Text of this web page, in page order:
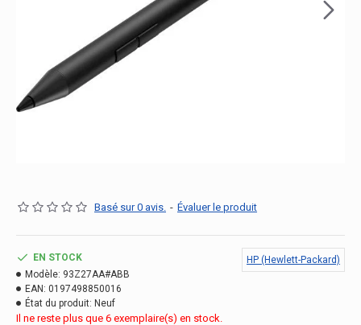
Basé sur 0 avis. - Évaluer le produit
EN STOCK
Modèle: 93Z27AA#ABB
EAN: 0197498850016
État du produit: Neuf
HP (Hewlett-Packard)
Il ne reste plus que 6 exemplaire(s) en stock.